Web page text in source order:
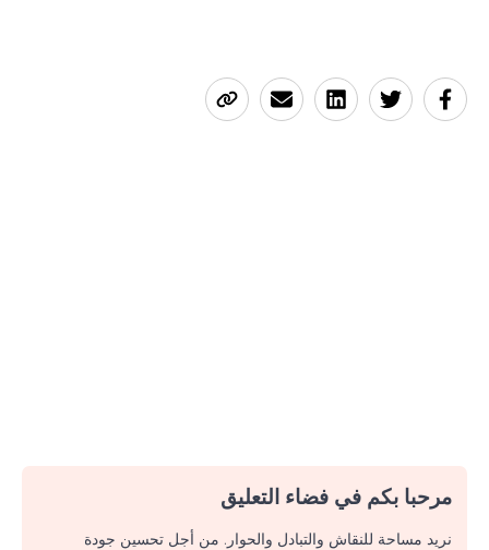
مرحبا بكم في فضاء التعليق
نريد مساحة للنقاش والتبادل والحوار. من أجل تحسين جودة